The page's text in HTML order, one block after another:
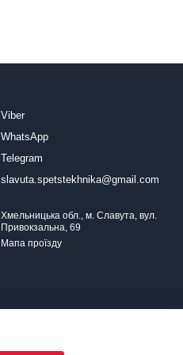
Viber
WhatsApp
Telegram
slavuta.spetstekhnika@gmail.com
Хмельницька обл., м. Славута, вул.
Привокзальна, 69
Мапа проїзду